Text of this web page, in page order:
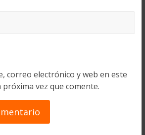
correo electrónico y web en este
vez que comente.